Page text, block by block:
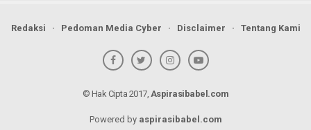
Redaksi Pedoman Media Cyber Disclaimer Tentang Kami
© Hak Cipta 2017, Aspirasibabel.com
Powered by aspirasibabel.com